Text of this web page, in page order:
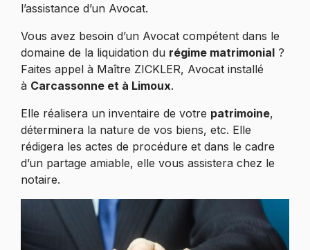
l’assistance d’un Avocat.
Vous avez besoin d’un Avocat compétent dans le
domaine de la liquidation du régime matrimonial?
Faites appel à Maître ZICKLER, Avocat installé
à Carcassonne et à Limoux.
Elle réalisera un inventaire de votre patrimoine,
déterminera la nature de vos biens, etc. Elle
rédigera les actes de procédure et dans le cadre
d’un partage amiable, elle vous assistera chez le
notaire.